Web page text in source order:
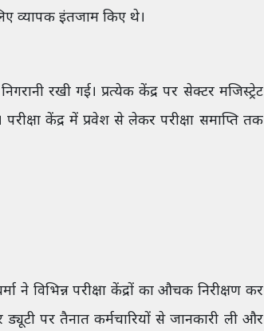
व्यापक इंतजाम किए थे।
रखी गई। प्रत्येक केंद्र पर सेक्टर मजिस्ट्रेट
केंद्र में प्रवेश से लेकर परीक्षा समाप्ति तक
ने विभिन्न परीक्षा केंद्रों का औचक निरीक्षण कर
पर तैनात कर्मचारियों से जानकारी ली और